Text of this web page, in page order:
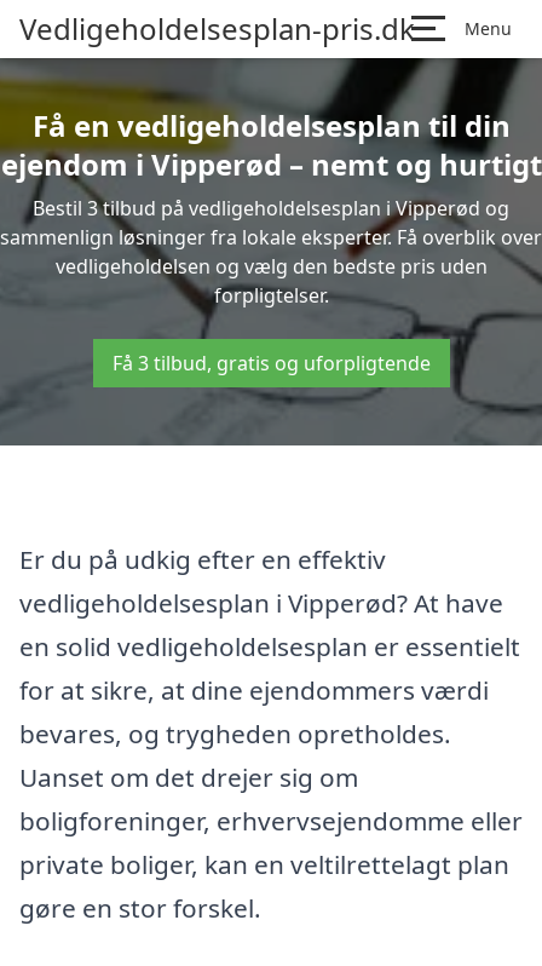
Vedligeholdelsesplan-pris.dk Menu
Få en vedligeholdelsesplan til din
ejendom i Vipperød – nemt og hurtigt
Bestil 3 tilbud på vedligeholdelsesplan i Vipperød og
sammenlign løsninger fra lokale eksperter. Få overblik over
vedligeholdelsen og vælg den bedste pris uden
forpligtelser.
Få 3 tilbud, gratis og uforpligtende
Er du på udkig efter en effektiv
vedligeholdelsesplan i Vipperød? At have
en solid vedligeholdelsesplan er essentielt
for at sikre, at dine ejendommers værdi
bevares, og trygheden opretholdes.
Uanset om det drejer sig om
boligforeninger, erhvervsejendomme eller
private boliger, kan en veltilrettelagt plan
gøre en stor forskel.